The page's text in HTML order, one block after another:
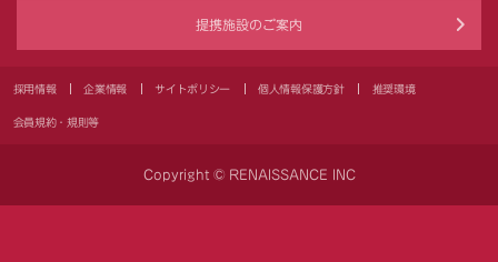
提携施設のご案内
採用情報 企業情報 サイトポリシー 個人情報保護方針 推奨環境
会員規約・規則等
Copyright © RENAISSANCE INC